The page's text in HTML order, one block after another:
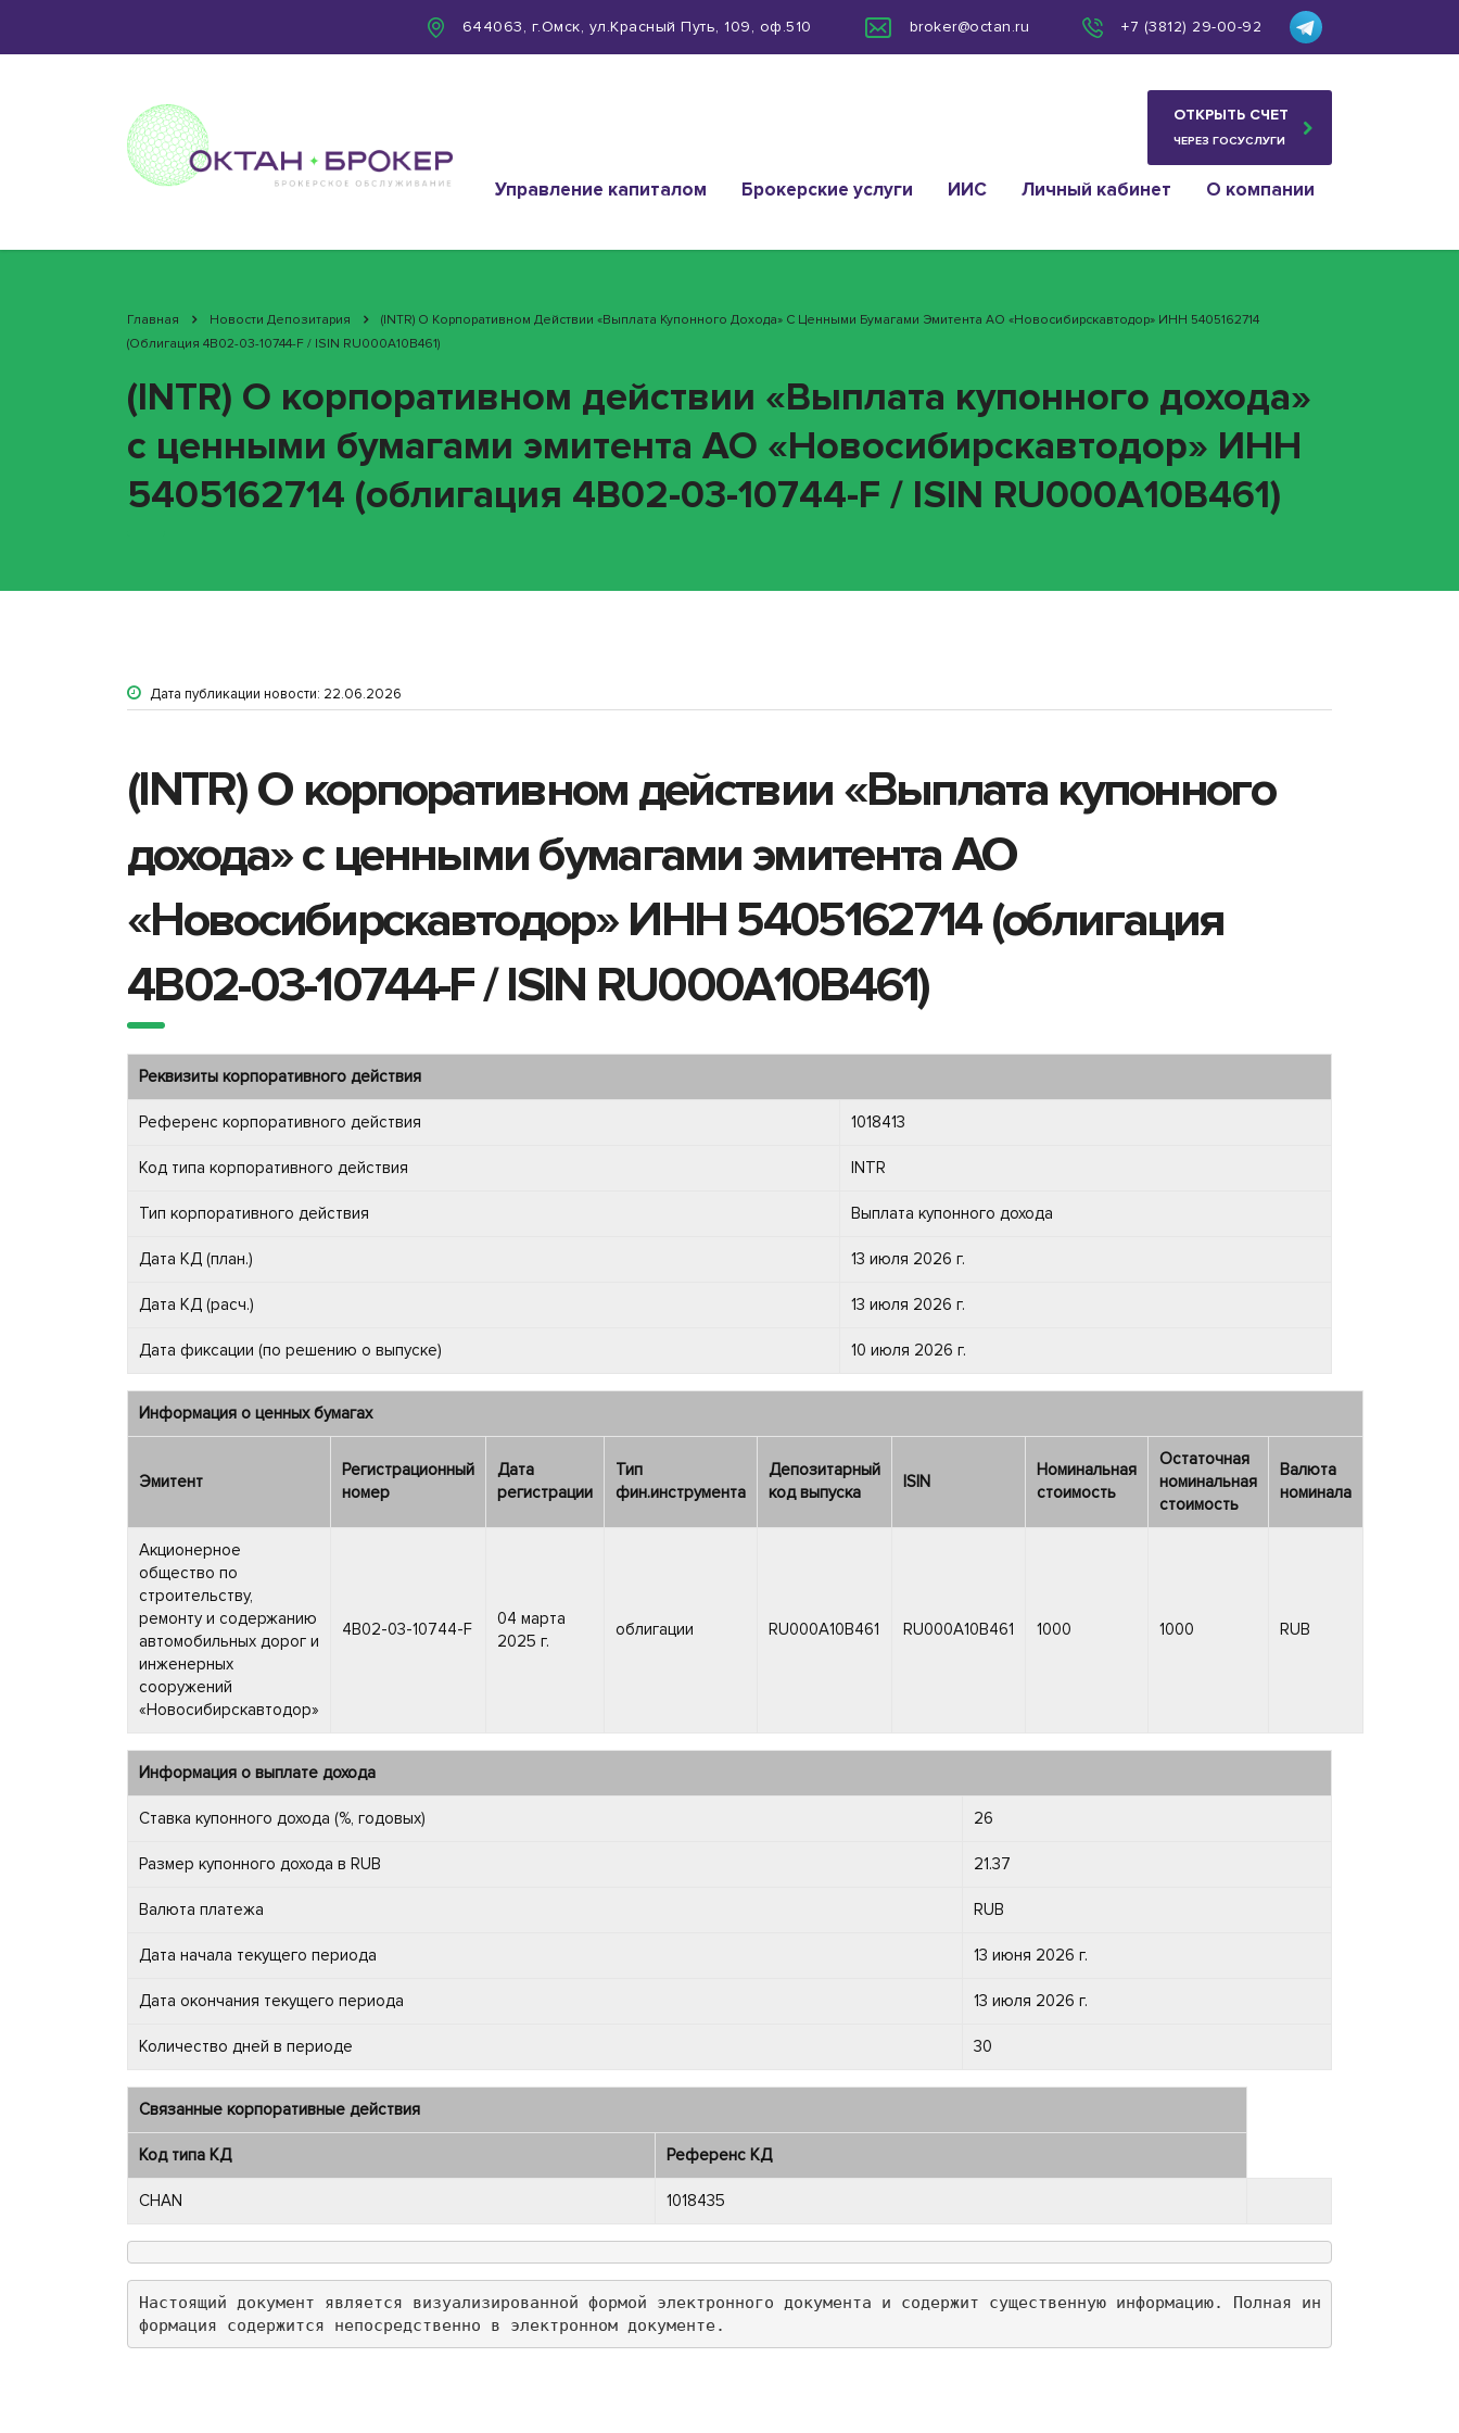
644063, г.Омск, ул.Красный Путь, 109, оф.510 broker@octan.ru +7 (3812) 29-00-92
ОТКРЫТЬ СЧЕТ
ЧЕРЕЗ ГОСУСЛУГИ
Управление капиталом Брокерские услуги ИИС Личный кабинет О компании
Главная Новости Депозитария
(INTR) О Корпоративном Действии «Выплата Купонного Дохода» С Ценными Бумагами Эмитента АО «Новосибирскавтодор» ИНН 5405162714
(облигация 4B02-03-10744-F / ISIN RU000A10B461)
(INTR) О корпоративном действии «Выплата купонного дохода»
с ценными бумагами эмитента АО «Новосибирскавтодор» ИНН
5405162714 (облигация 4B02-03-10744-F / ISIN RU000A10B461)
Дата публикации новости: 22.06.2026
(INTR) О корпоративном действии «Выплата купонного
дохода» с ценными бумагами эмитента АО
«Новосибирскавтодор» ИНН 5405162714 (облигация
4B02-03-10744-F / ISIN RU000A10B461)
Реквизиты корпоративного действия
Референс корпоративного действия 1018413
Код типа корпоративного действия INTR
Тип корпоративного действия Выплата купонного дохода
Дата КД (план.) 13 июля 2026 г.
Дата КД (расч.) 13 июля 2026 г.
Дата фиксации (по решению о выпуске) 10 июля 2026 г.
Информация о ценных бумагах
Эмитент
Регистрационный
номер
Дата
регистрации
Тип
фин.инструмента
Депозитарный
код выпуска
ISIN
Номинальная
стоимость
Остаточная
номинальная
стоимость
Валюта
номинала
Акционерное
общество по
строительству,
ремонту и содержанию
автомобильных дорог и
инженерных
сооружений
«Новосибирскавтодор»
4B02-03-10744-F
04 марта
2025 г.
облигации RU000A10B461 RU000A10B461 1000 1000 RUB
Информация о выплате дохода
Ставка купонного дохода (%, годовых) 26
Размер купонного дохода в RUB 21.37
Валюта платежа RUB
Дата начала текущего периода 13 июня 2026 г.
Дата окончания текущего периода 13 июля 2026 г.
Количество дней в периоде 30
Связанные корпоративные действия
Код типа КД Референс КД
CHAN 1018435
Настоящий документ является визуализированной формой электронного документа и содержит существенную информацию. Полная ин
формация содержится непосредственно в электронном документе.